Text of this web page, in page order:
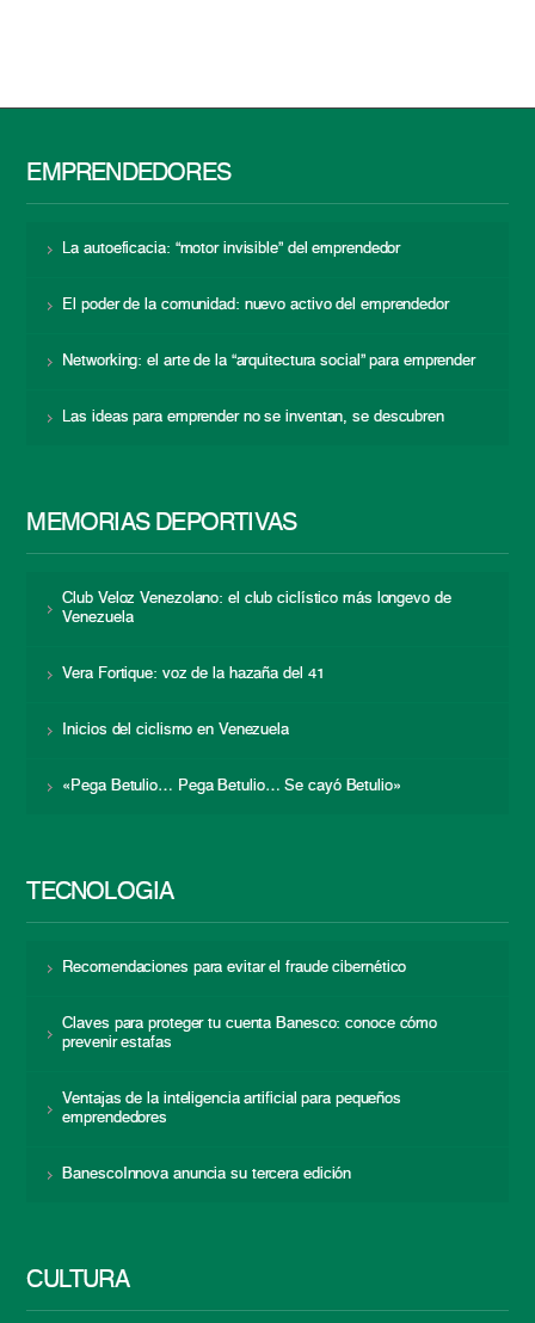
EMPRENDEDORES
La autoeficacia: “motor invisible” del emprendedor
El poder de la comunidad: nuevo activo del emprendedor
Networking: el arte de la “arquitectura social” para emprender
Las ideas para emprender no se inventan, se descubren
MEMORIAS DEPORTIVAS
Club Veloz Venezolano: el club ciclístico más longevo de
Venezuela
Vera Fortique: voz de la hazaña del 41
Inicios del ciclismo en Venezuela
«Pega Betulio… Pega Betulio… Se cayó Betulio»
TECNOLOGÍA
Recomendaciones para evitar el fraude cibernético
Claves para proteger tu cuenta Banesco: conoce cómo
prevenir estafas
Ventajas de la inteligencia artificial para pequeños
emprendedores
BanescoInnova anuncia su tercera edición
CULTURA